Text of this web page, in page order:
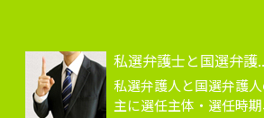
私選弁護士と国選弁護
私選弁護人と国選弁護人
主に選任主体・選任時